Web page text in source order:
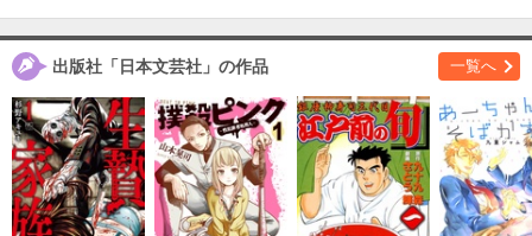
出版社「日本文芸社」の作品 一覧へ